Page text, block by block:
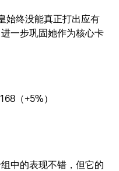
始终没能真正打出应有
一步巩固她作为核心卡
（+5%）
中的表现不错，但它的